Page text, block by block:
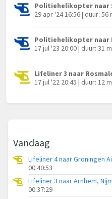
Politiehelikopter naar
29 apr '24 16:56 | duur:
Politiehelikopter naar
17 jul '23 20:00 | duur: 31
Lifeliner 3 naar
17 jul '22 20:45 | duur: 12
Vandaag
Lifeliner 4 naar Groningen
00:40:53
Lifeliner 3 naar Arnhem,
00:37:29